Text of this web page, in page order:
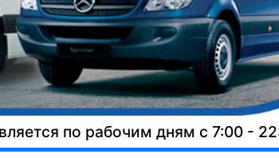
по рабочим дням с 7:00 -